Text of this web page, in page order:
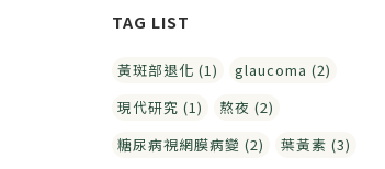
黃斑部退化 (1)
glaucoma (2)
現代研究 (1)
熬夜 (2)
糖尿病視網膜病變 (2)
葉黃素 (3)